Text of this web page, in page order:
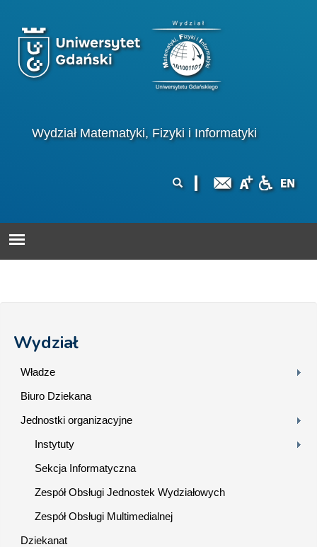
Wydział Matematyki, Fizyki i Informatyki
wyszukiwania
Wydział
Władze
Biuro Dziekana
Jednostki organizacyjne
Instytuty
Sekcja Informatyczna
Zespół Obsługi Jednostek Wydziałowych
Zespół Obsługi Multimedialnej
Dziekanat